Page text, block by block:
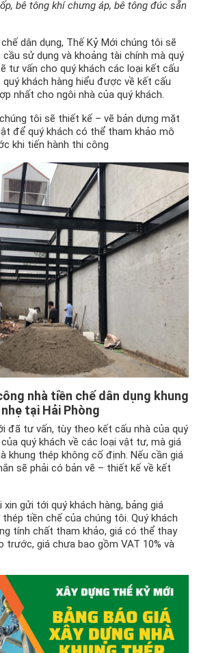
bê tông khí chưng áp, bê tông đúc sẵn
dân dụng, Thế Kỷ Mới chúng tôi sẽ
cầu sử dụng và khoảng tài chính mà quý
tư vấn cho quý khách các loại kết cấu
khách hàng hiểu được về kết cấu
nhất cho ngôi nhà của quý khách.
tôi sẽ thiết kế – vẽ bản dựng mặt
để quý khách có thể tham khảo mô
khi tiến hành thi công
nhà tiền chế dân dụng khung
tại Hải Phòng
đã tư vấn, tùy theo kết cấu nhà của quý
quý khách về các loại vật tư, mà giá
khung thép không cố định. Nếu cần giá
sẽ phải có bản vẽ – thiết kế về kết
xin gửi tới quý khách hàng, bảng giá
tiền chế của chúng tôi. Quý khách
tính chất tham khảo, giá có thể thay
trước, giá chưa bao gồm VAT 10% và